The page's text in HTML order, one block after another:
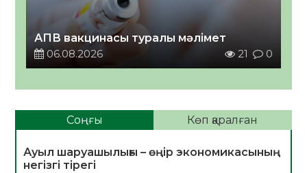
АПВ вакцинасы туралы мәлімет
06.08.2026
21 0
Соңғы Көп қаралған
Ауыл шаруашылығы – өңір экономикасының
негізгі тірегі